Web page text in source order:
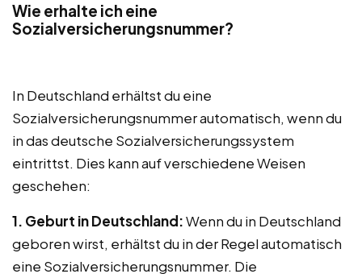
Wie erhalte ich eine
Sozialversicherungsnummer?
In Deutschland erhältst du eine
Sozialversicherungsnummer automatisch, wenn du
in das deutsche Sozialversicherungssystem
eintrittst. Dies kann auf verschiedene Weisen
geschehen:
1. Geburt in Deutschland:Wenn du in Deutschland
geboren wirst, erhältst du in der Regel automatisch
eine Sozialversicherungsnummer. Die